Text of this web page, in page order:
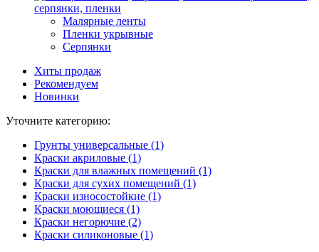
серпянки, пленки
Малярные ленты
Пленки укрывные
Серпянки
Хиты продаж
Рекомендуем
Новинки
Уточните категорию:
Грунты универсальные (1)
Краски акриловые (1)
Краски для влажных помещений (1)
Краски для сухих помещений (1)
Краски износостойкие (1)
Краски моющиеся (1)
Краски негорючие (2)
Краски силиконовые (1)